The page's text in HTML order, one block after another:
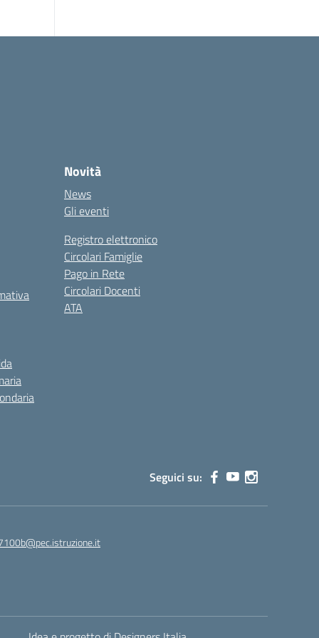
Novità
News
Gli eventi
Registro elettronico
Circolari Famiglie
Pago in Rete
Circolari Docenti
ATA
Seguici su: